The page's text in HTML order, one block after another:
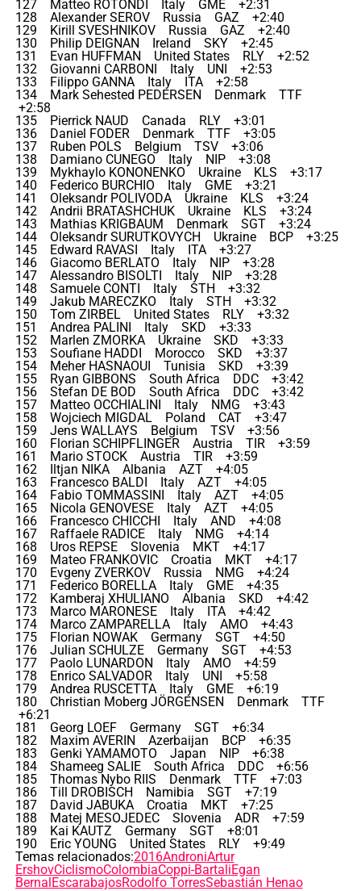
127 Matteo ROTONDI Italy GME +2:31
128 Alexander SEROV Russia GAZ +2:40
129 Kirill SVESHNIKOV Russia GAZ +2:40
130 Philip DEIGNAN Ireland SKY +2:45
131 Evan HUFFMAN United States RLY +2:52
132 Giovanni CARBONI Italy UNI +2:53
133 Filippo GANNA Italy ITA +2:58
134 Mark Sehested PEDERSEN Denmark TTF
+2:58
135 Pierrick NAUD Canada RLY +3:01
136 Daniel FODER Denmark TTF +3:05
137 Ruben POLS Belgium TSV +3:06
138 Damiano CUNEGO Italy NIP +3:08
139 Mykhaylo KONONENKO Ukraine KLS +3:17
140 Federico BURCHIO Italy GME +3:21
141 Oleksandr POLIVODA Ukraine KLS +3:24
142 Andrii BRATASHCHUK Ukraine KLS +3:24
143 Mathias KRIGBAUM Denmark SGT +3:24
144 Oleksandr SURUTKOVYCH Ukraine BCP +3:25
145 Edward RAVASI Italy ITA +3:27
146 Giacomo BERLATO Italy NIP +3:28
147 Alessandro BISOLTI Italy NIP +3:28
148 Samuele CONTI Italy STH +3:32
149 Jakub MARECZKO Italy STH +3:32
150 Tom ZIRBEL United States RLY +3:32
151 Andrea PALINI Italy SKD +3:33
152 Marlen ZMORKA Ukraine SKD +3:33
153 Soufiane HADDI Morocco SKD +3:37
154 Meher HASNAOUI Tunisia SKD +3:39
155 Ryan GIBBONS South Africa DDC +3:42
156 Stefan DE BOD South Africa DDC +3:42
157 Matteo OCCHIALINI Italy NMG +3:43
158 Wojciech MIGDAL Poland CAT +3:47
159 Jens WALLAYS Belgium TSV +3:56
160 Florian SCHIPFLINGER Austria TIR +3:59
161 Mario STOCK Austria TIR +3:59
162 Iltjan NIKA Albania AZT +4:05
163 Francesco BALDI Italy AZT +4:05
164 Fabio TOMMASSINI Italy AZT +4:05
165 Nicola GENOVESE Italy AZT +4:05
166 Francesco CHICCHI Italy AND +4:08
167 Raffaele RADICE Italy NMG +4:14
168 Uros REPSE Slovenia MKT +4:17
169 Mateo FRANKOVIC Croatia MKT +4:17
170 Evgeny ZVERKOV Russia NMG +4:24
171 Federico BORELLA Italy GME +4:35
172 Kamberaj XHULIANO Albania SKD +4:42
173 Marco MARONESE Italy ITA +4:42
174 Marco ZAMPARELLA Italy AMO +4:43
175 Florian NOWAK Germany SGT +4:50
176 Julian SCHULZE Germany SGT +4:53
177 Paolo LUNARDON Italy AMO +4:59
178 Enrico SALVADOR Italy UNI +5:58
179 Andrea RUSCETTA Italy GME +6:19
180 Christian Moberg JÖRGENSEN Denmark TTF
+6:21
181 Georg LOEF Germany SGT +6:34
182 Maxim AVERIN Azerbaijan BCP +6:35
183 Genki YAMAMOTO Japan NIP +6:38
184 Shameeg SALIE South Africa DDC +6:56
185 Thomas Nybo RIIS Denmark TTF +7:03
186 Till DROBISCH Namibia SGT +7:19
187 David JABUKA Croatia MKT +7:25
188 Matej MESOJEDEC Slovenia ADR +7:59
189 Kai KAUTZ Germany SGT +8:01
190 Eric YOUNG United States RLY +9:49
Temas relacionados:2016AndroniArtur
ErshovCiclismoColombiaCoppi-BartaliEgan
BernalEscarabajosRodolfo TorresSebastián Henao